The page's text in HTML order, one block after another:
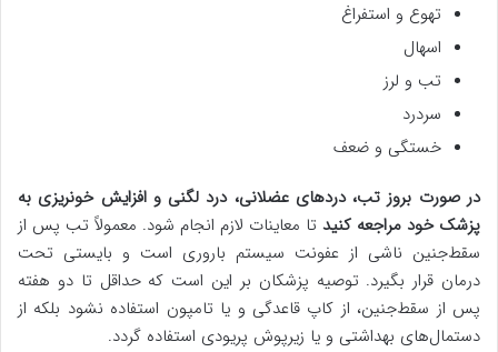
تهوع و استفراغ
اسهال
تب و لرز
سردرد
خستگی و ضعف
در صورت بروز تب، دردهای عضلانی، درد لگنی و افزایش خونریزی به
پزشک خود مراجعه کنید تا معاینات لازم انجام شود. معمولاً تب پس از
سقط‌جنین ناشی از عفونت سیستم باروری است و بایستی تحت
درمان قرار بگیرد. توصیه پزشکان بر این است که حداقل تا دو هفته
پس از سقط‌جنین، از کاپ قاعدگی و یا تامپون استفاده نشود بلکه از
دستمال‌های بهداشتی و یا زیرپوش پریودی استفاده گردد.